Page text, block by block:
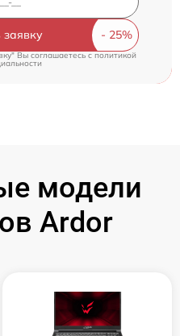
заявку
Вы соглашаетесь cполитикой
модели
Ardor